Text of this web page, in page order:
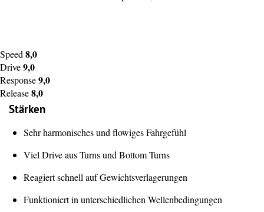
Speed 8,0
Drive9,0
Response9,0
Release8,0
Stärken
Sehr harmonisches und flowiges Fahrgefühl
Viel Drive aus Turns und Bottom Turns
Reagiert schnell auf Gewichtsverlagerungen
Funktioniert in unterschiedlichen Wellenbedingungen